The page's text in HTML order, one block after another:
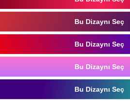
Bu Dizaynı Seç
Bu Dizaynı Seç
Bu Dizaynı Seç
Bu Dizaynı Seç